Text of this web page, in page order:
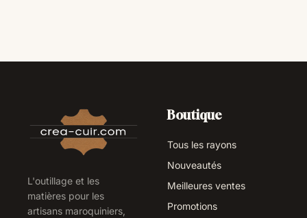
L'outillage et les
matières pour les
artisans maroquiniers,
Boutique
Tous les rayons
Nouveautés
Meilleures ventes
Promotions